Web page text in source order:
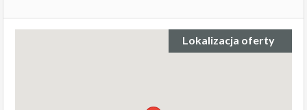
Lokalizacja oferty